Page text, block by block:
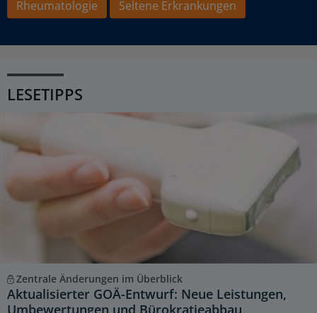
Rheumatologie
Seltene Erkrankungen
LESETIPPS
Zentrale Änderungen im Überblick
Aktualisierter GOÄ-Entwurf: Neue Leistungen,
Umbewertungen und Bürokratieabbau